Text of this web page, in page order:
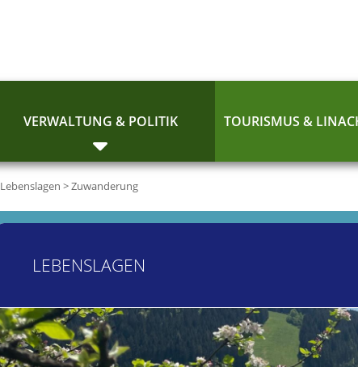
VERWALTUNG & POLITIK TOURISMUS &
Lebenslagen >Zuwanderung
LEBENSLAGEN